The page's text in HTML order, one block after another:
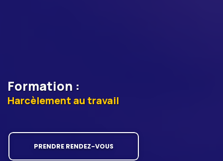
Formation :
Harcèlement au travail
PRENDRE RENDEZ-VOUS